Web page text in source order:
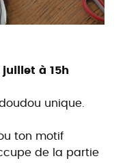
juillet à 15h
unique.
ton motif
de la partie